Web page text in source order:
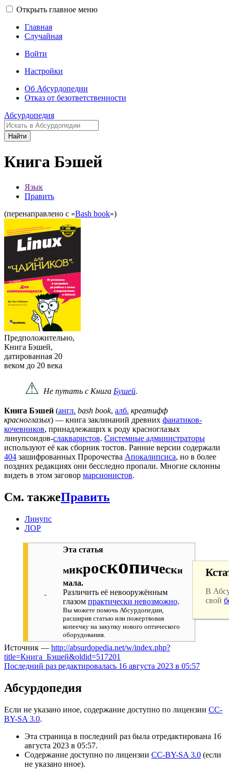
Открыть главное меню
Главная
Случайная
Войти
Настройки
Об Абсурдопедии
Отказ от безответственности
Абсурдопедия
Найти
Книга Бэшей
Язык
Править
(перенаправлено с «Bash book»)
Предположительно,
Книга Бэшей,
датированная 20
веком до 20 века
⚠ Не путать с Книга Бушей.
Книга Бэшей (англ. bash book, алб. креатифф
красноглазых) — книга заклинаний древних фанатиков-
кочевников, принадлежащих к роду красноглазых
линупсоидов-слакваристов. Системные администраторы
используют её как сборник тостов. Ранние версии содержали
404 зашифрованных Пророчества Апокалипсиса, но в более
поздних редакциях они бесследно пропали. Многие склонны
видеть в этом заговор марсионистов.
См. такжеПравить
Линупс
ЛОР
Эта статья
микроскопически
мала.
Различить её невооружённым
глазом практически невозможно.
Вы можете помочь Абсурдопедии,
расширив статью или пожертвовав
копеечку на закупку нового оптического
оборудования.
В
свой
Источник — http://absurdopedia.net/w/index.php?
title=Книга_Бэшей&oldid=517201
Последний раз редактировалась 16 августа 2023 в 05:57
Абсурдопедия
Если не указано иное, содержание доступно по лицензии CC-
BY-SA 3.0.
Эта страница в последний раз была отредактирована 16
августа 2023 в 05:57.
Содержание доступно по лицензии CC-BY-SA 3.0 (если
не указано иное).